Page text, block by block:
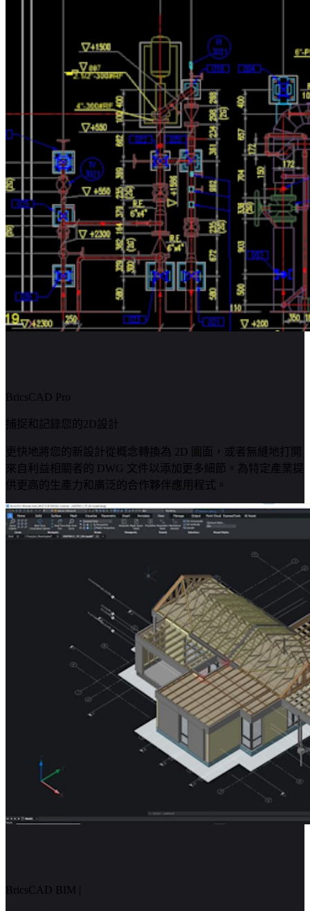
BricsCAD Pro
捕捉和記錄您的2D設計
更快地將您的新設計從概念轉換為 2D 圖面，或者無縫地打開
來自利益相關者的 DWG 文件以添加更多細節。為特定產業提
供更高的生產力和廣泛的合作夥伴應用程式。
BricsCAD BIM |